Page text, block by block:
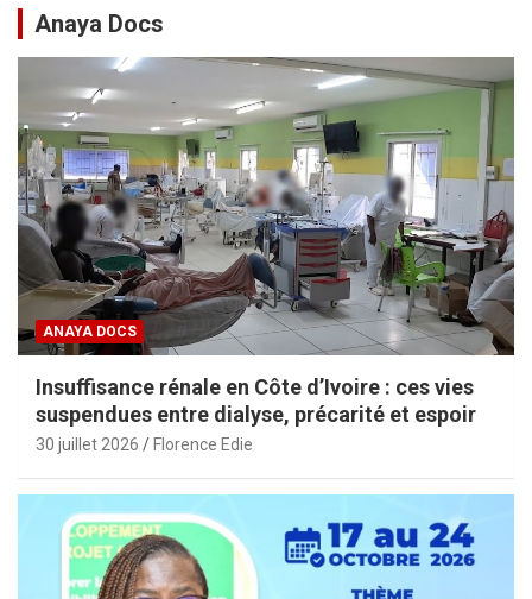
Anaya Docs
ANAYA DOCS
Insuffisance rénale en Côte d’Ivoire : ces vies
suspendues entre dialyse, précarité et espoir
30 juillet 2026 Florence Edie